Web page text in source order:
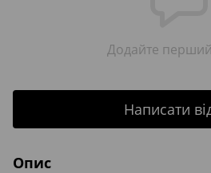
Додайте перший
Написати
Опис